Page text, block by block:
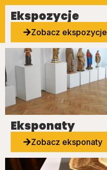
Ekspozycje
Zobacz ekspozycje
Eksponaty
Zobacz eksponaty